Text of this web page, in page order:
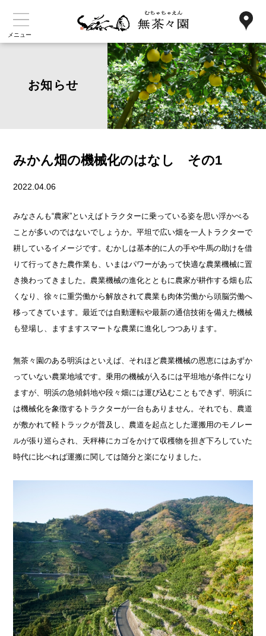
メニュー
お知らせ
みかん畑の機械化のはなし その1
2022.04.06
みなさんも“農家”といえばトラクターに乗っている姿を思い浮かべる
ことが多いのではないでしょうか。平坦で広い畑を一人トラクターで
耕しているイメージです。むかしは基本的に人の手や牛馬の助けを借
りて行ってきた農作業も、いまはパワーがあって快適な農業機械に置
き換わってきました。農業機械の進化とともに農家が耕作する畑も広
くなり、徐々に重労働から解放されて農業も肉体労働から頭脳労働へ
移ってきています。最近では自動運転や最新の通信技術を備えた機械
も登場し、ますますスマートな農業に進化しつつあります。
無茶々園のある明浜はといえば、それほど農業機械の恩恵にはあずか
っていない農業地域です。乗用の機械が入るには平坦地が条件になり
ますが、明浜の急傾斜地や段々畑には運び込むこともできず、明浜に
は機械化を象徴するトラクターが一台もありません。それでも、農道
が敷かれて軽トラックが普及し、農道を起点とした運搬用のモノレー
ルが張り巡らされ、天秤棒にカゴをかけて収穫物を担ぎ下ろしていた
時代に比べれば運搬に関しては随分と楽になりました。